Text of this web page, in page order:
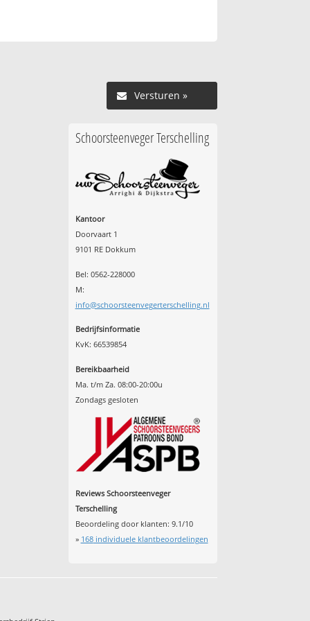
Versturen »
Schoorsteenveger Terschelling
Kantoor
Doorvaart 1
9101 RE Dokkum
Bel: 0562-228000
M:
info@schoorsteenvegerterschelling.nl
Bedrijfsinformatie
KvK: 66539854
Bereikbaarheid
Ma. t/m Za. 08:00-20:00u
Zondags gesloten
Reviews Schoorsteenveger
Terschelling
Beoordeling door klanten: 9.1/10
» 168individuele klantbeoordelingen